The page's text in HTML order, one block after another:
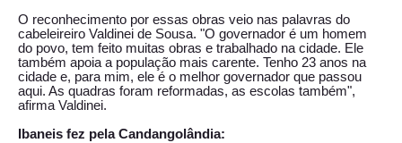
O reconhecimento por essas obras veio nas palavras do
cabeleireiro Valdinei de Sousa. "O governador é um homem
do povo, tem feito muitas obras e trabalhado na cidade. Ele
também apoia a população mais carente. Tenho 23 anos na
cidade e, para mim, ele é o melhor governador que passou
aqui. As quadras foram reformadas, as escolas também",
afirma Valdinei.
Ibaneis fez pela Candangolândia: